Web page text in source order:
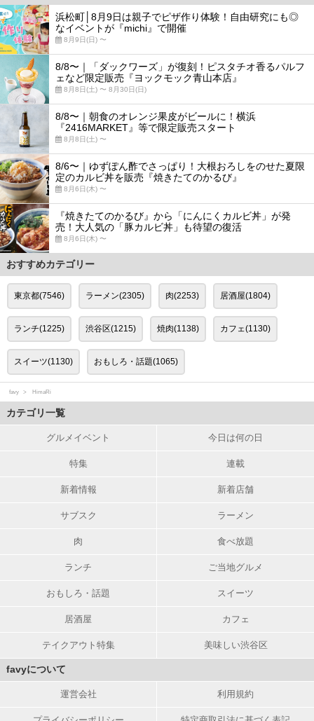
浜松町│8月9日は親子でピザ作り体験！自由研究にも◎
なイベントが『michi』で開催
8月9日(日) 〜
8/8〜｜「ダックワーズ」が復刻！ピスタチオ香るパルフ
ェなど限定販売『ヨックモック青山本店』
8月8日(土) 〜 8月30日(日)
8/8〜｜朝食のオレンジ果皮がビールに！横浜
『2416MARKET』等で限定販売スタート
8月8日(土) 〜
8/6〜｜ゆずぽん酢でさっぱり！大根おろしをのせた夏限
定のカルビ丼を販売『焼きたてのかるび』
8月6日(木) 〜
『焼きたてのかるび』から「にんにくカルビ丼」が発
売！大人気の「豚カルビ丼」も待望の復活
8月6日(木) 〜
おすすめカテゴリー
東京都(7546) ラーメン(2305) 肉(2253) 居酒屋(1804)
ランチ(1225) 渋谷区(1215) 焼肉(1138) カフェ(1130)
スイーツ(1130) おもしろ・話題(1065)
favy HimaRi
カテゴリ一覧
グルメイベント 今日は何の日
特集 連載
新着情報 新着店舗
サブスク ラーメン
肉 食べ放題
ランチ ご当地グルメ
おもしろ・話題 スイーツ
居酒屋 カフェ
テイクアウト特集 美味しい渋谷区
favyについて
運営会社 利用規約